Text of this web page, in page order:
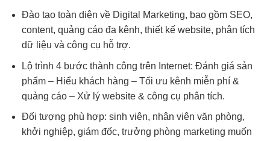
Đào tạo toàn diện về Digital Marketing, bao gồm SEO,
content, quảng cáo đa kênh, thiết kế website, phân tích
dữ liệu và công cụ hỗ trợ.
Lộ trình 4 bước thành công trên Internet: Đánh giá sản
phẩm – Hiểu khách hàng – Tối ưu kênh miễn phí &
quảng cáo – Xử lý website & công cụ phân tích.
Đối tượng phù hợp: sinh viên, nhân viên văn phòng,
khởi nghiệp, giám đốc, trưởng phòng marketing muốn